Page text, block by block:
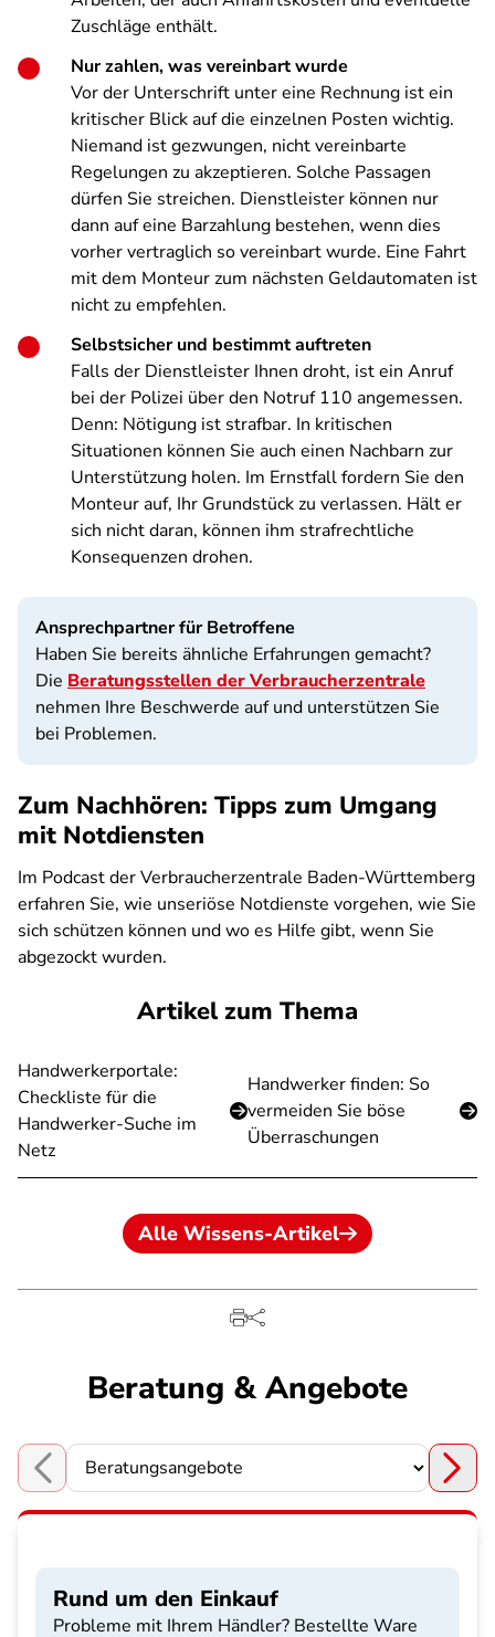
Zuschläge enthält.
Nur zahlen, was vereinbart wurde
Vor der Unterschrift unter eine Rechnung ist ein
kritischer Blick auf die einzelnen Posten wichtig.
Niemand ist gezwungen, nicht vereinbarte
Regelungen zu akzeptieren. Solche Passagen
dürfen Sie streichen. Dienstleister können nur
dann auf eine Barzahlung bestehen, wenn dies
vorher vertraglich so vereinbart wurde. Eine Fahrt
mit dem Monteur zum nächsten Geldautomaten ist
nicht zu empfehlen.
Selbstsicher und bestimmt auftreten
Falls der Dienstleister Ihnen droht, ist ein Anruf
bei der Polizei über den Notruf 110 angemessen.
Denn: Nötigung ist strafbar. In kritischen
Situationen können Sie auch einen Nachbarn zur
Unterstützung holen. Im Ernstfall fordern Sie den
Monteur auf, Ihr Grundstück zu verlassen. Hält er
sich nicht daran, können ihm strafrechtliche
Konsequenzen drohen.
Ansprechpartner für Betroffene
Haben Sie bereits ähnliche Erfahrungen gemacht?
Die Beratungsstellen der Verbraucherzentrale
nehmen Ihre Beschwerde auf und unterstützen Sie
bei Problemen.
Zum Nachhören: Tipps zum Umgang
mit Notdiensten
Im Podcast der Verbraucherzentrale Baden-Württemberg
erfahren Sie, wie unseriöse Notdienste vorgehen, wie Sie
sich schützen können und wo es Hilfe gibt, wenn Sie
abgezockt wurden.
Artikel zum Thema
Handwerkerportale:
Checkliste für die
Handwerker-Suche im
Netz
Handwerker finden: So
vermeiden Sie böse
Überraschungen
Alle Wissens-Artikel
Beratung & Angebote
Choose a section
Rund um den Einkauf
Probleme mit Ihrem Händler? Bestellte Ware